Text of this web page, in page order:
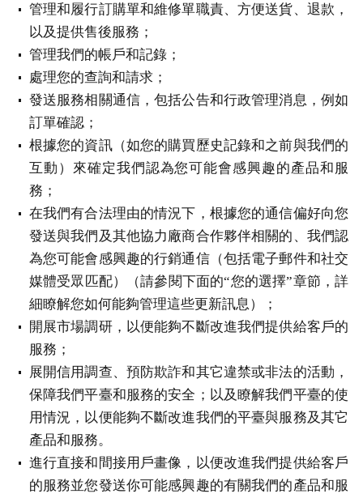
管理和履行訂購單和維修單職責、方便送貨、退款，
以及提供售後服務；
管理我們的帳戶和記錄；
處理您的查詢和請求；
發送服務相關通信，包括公告和行政管理消息，例如
訂單確認；
根據您的資訊（如您的購買歷史記錄和之前與我們的
互動）來確定我們認為您可能會感興趣的產品和服
務；
在我們有合法理由的情況下，根據您的通信偏好向您
發送與我們及其他協力廠商合作夥伴相關的、我們認
為您可能會感興趣的行銷通信（包括電子郵件和社交
媒體受眾匹配）（請參閱下面的“您的選擇”章節，詳
細瞭解您如何能夠管理這些更新訊息）；
開展市場調研，以便能夠不斷改進我們提供給客戶的
服務；
展開信用調查、預防欺詐和其它違禁或非法的活動，
保障我們平臺和服務的安全；以及瞭解我們平臺的使
用情況，以便能夠不斷改進我們的平臺與服務及其它
產品和服務。
進行直接和間接用戶畫像，以便改進我們提供給客戶
的服務並您發送你可能感興趣的有關我們的產品和服